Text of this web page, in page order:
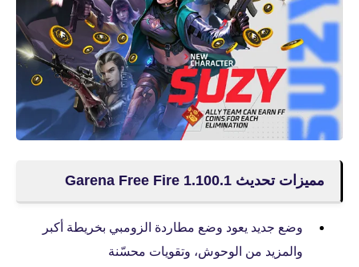
مميزات تحديث Garena Free Fire 1.100.1
وضع جديد يعود وضع مطاردة الزومبي بخريطة أكبر
والمزيد من الوحوش، وتقويات محسّنة